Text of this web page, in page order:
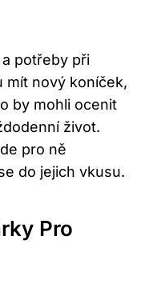
potřeby při
mít nový koníček,
by mohli ocenit
život.
pro ně
do jejich vkusu.
Pro